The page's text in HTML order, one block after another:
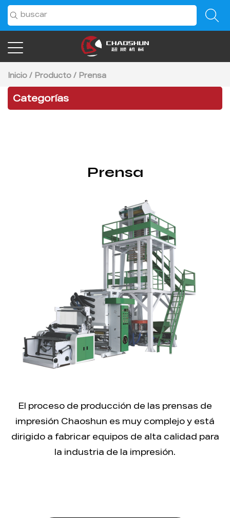
Inicio / Producto / Prensa
Categorías
Prensa
El proceso de producción de las prensas de
impresión Chaoshun es muy complejo y está
dirigido a fabricar equipos de alta calidad para
la industria de la impresión.